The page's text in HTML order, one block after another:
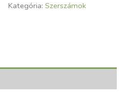
Kategória: Szerszámok